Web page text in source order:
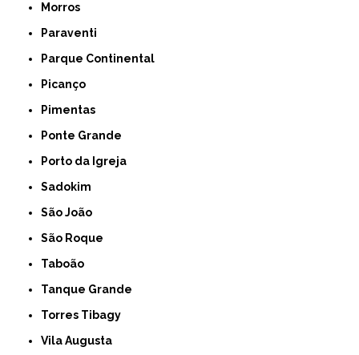
Morros
Paraventi
Parque Continental
Picanço
Pimentas
Ponte Grande
Porto da Igreja
Sadokim
São João
São Roque
Taboão
Tanque Grande
Torres Tibagy
Vila Augusta